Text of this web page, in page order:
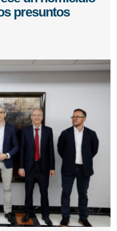
presuntos